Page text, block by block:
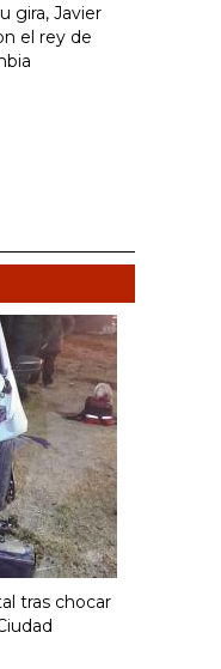
gira, Javier
el rey de
tras chocar